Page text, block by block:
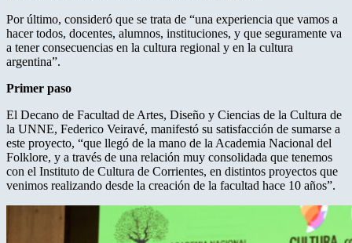
Por último, consideró que se trata de “una experiencia que vamos a
hacer todos, docentes, alumnos, instituciones, y que seguramente va
a tener consecuencias en la cultura regional y en la cultura
argentina”.
Primer paso
El Decano de Facultad de Artes, Diseño y Ciencias de la Cultura de
la UNNE, Federico Veiravé, manifestó su satisfacción de sumarse a
este proyecto, “que llegó de la mano de la Academia Nacional del
Folklore, y a través de una relación muy consolidada que tenemos
con el Instituto de Cultura de Corrientes, en distintos proyectos que
venimos realizando desde la creación de la facultad hace 10 años”.